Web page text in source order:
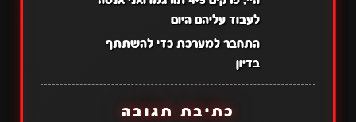
לעבוד עליהם היום
התחבר למערכת כדי להשתתף
בדיון
כתיבת תגובה